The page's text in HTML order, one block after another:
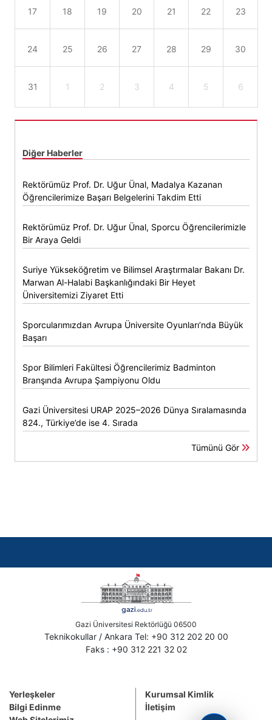
17 18 19 20 21 22 23
24 25 26 27 28 29 30
31 1 2 3 4 5 6
Diğer Haberler
Rektörümüz Prof. Dr. Uğur Ünal, Madalya Kazanan
Öğrencilerimize Başarı Belgelerini Takdim Etti
Rektörümüz Prof. Dr. Uğur Ünal, Sporcu Öğrencilerimizle
Bir Araya Geldi
Suriye Yükseköğretim ve Bilimsel Araştırmalar Bakanı Dr.
Marwan Al-Halabi Başkanlığındaki Bir Heyet
Üniversitemizi Ziyaret Etti
Sporcularımızdan Avrupa Üniversite Oyunları’nda Büyük
Başarı
Spor Bilimleri Fakültesi Öğrencilerimiz Badminton
Branşında Avrupa Şampiyonu Oldu
Gazi Üniversitesi URAP 2025–2026 Dünya Sıralamasında
824., Türkiye’de ise 4. Sırada
Tümünü Gör
Gazi Üniversitesi Rektörlüğü 06500
Teknikokullar / Ankara Tel: +90 312 202 20 00
Faks : +90 312 221 32 02
Yerleşkeler
Bilgi Edinme
Kurumsal Kimlik
İletişim